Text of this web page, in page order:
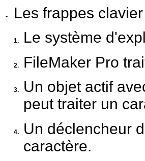
• Les frappes
1. Le système
2. FileMaker Pro
3. Un objet actif
peut traiter un
4.
Un déclencheur
caractère.